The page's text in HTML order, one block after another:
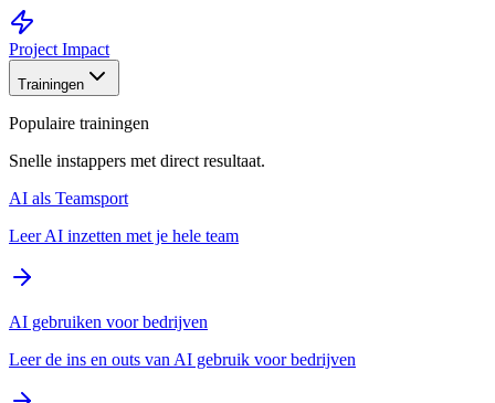
Project Impact
Trainingen
Populaire trainingen
Snelle instappers met direct resultaat.
AI als Teamsport
Leer AI inzetten met je hele team
AI gebruiken voor bedrijven
Leer de ins en outs van AI gebruik voor bedrijven